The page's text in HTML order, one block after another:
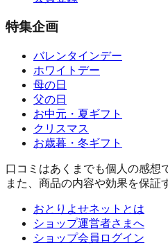
特集企画
バレンタインデー
ホワイトデー
母の日
父の日
お中元・夏ギフト
クリスマス
お歳暮・冬ギフト
口コミはあくまでも個人の感想
また、商品の内容や効果を保証
おとりよせネットとは
ショップ運営者さまへ
ショップ会員ログイン